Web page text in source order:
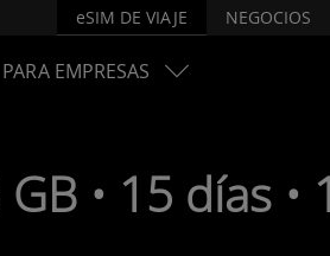
eSIM DE VIAJE NEGOCIOS
PARA EMPRESAS
• 15 días •